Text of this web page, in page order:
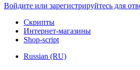
Войдите или зарегистрируйтесь для
Скрипты
Интернет-магазины
Shop-script
Russian (RU)